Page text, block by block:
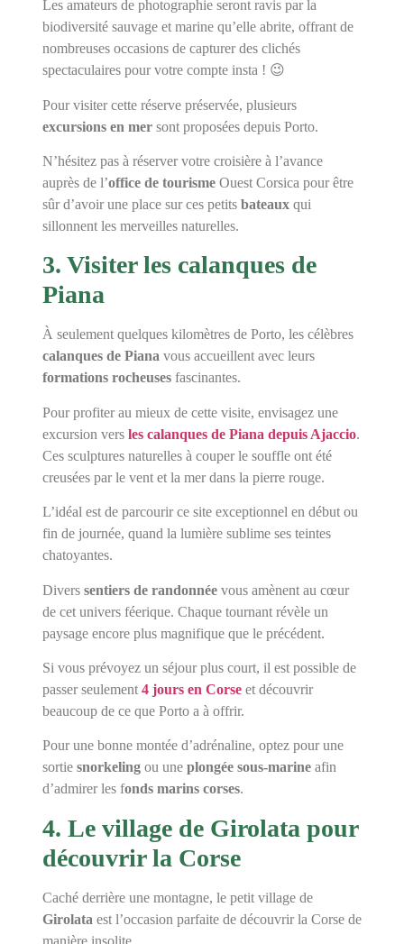
Les amateurs de photographie seront ravis par la
biodiversité sauvage et marine qu’elle abrite, offrant de
nombreuses occasions de capturer des clichés
spectaculaires pour votre compte insta ! 😉
Pour visiter cette réserve préservée, plusieurs
excursions en mer sont proposées depuis Porto.
N’hésitez pas à réserver votre croisière à l’avance
auprès de l’office de tourismeOuest Corsica pour être
sûr d’avoir une place sur ces petits bateauxqui
sillonnent les merveilles naturelles.
3. Visiter les calanques de
Piana
À seulement quelques kilomètres de Porto, les célèbres
calanques de Piana vous accueillent avec leurs
formations rocheusesfascinantes.
Pour profiter au mieux de cette visite, envisagez une
excursion vers les calanques de Piana depuis Ajaccio.
Ces sculptures naturelles à couper le souffle ont été
creusées par le vent et la mer dans la pierre rouge.
L’idéal est de parcourir ce site exceptionnel en début ou
fin de journée, quand la lumière sublime ses teintes
chatoyantes.
Divers sentiers de randonnéevous amènent au cœur
de cet univers féerique. Chaque tournant révèle un
paysage encore plus magnifique que le précédent.
Si vous prévoyez un séjour plus court, il est possible de
passer seulement 4 jours en Corseet découvrir
beaucoup de ce que Porto a à offrir.
Pour une bonne montée d’adrénaline, optez pour une
sortie snorkelingou uneplongée sous-marineafin
d’admirer les fonds marins corses.
4. Le village de Girolata pour
découvrir la Corse
Caché derrière une montagne, le petit village de
Girolata est l’occasion parfaite de découvrir la Corse de
manière insolite.